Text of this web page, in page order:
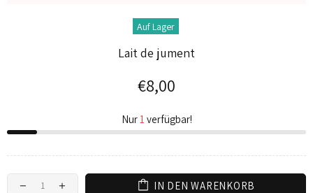
Auf Lager
Lait de jument
€8,00
Nur1 verfügbar!
IN DEN WARENKORB